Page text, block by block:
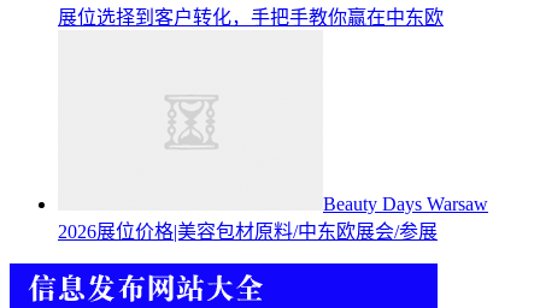
展位选择到客户转化，手把手教你赢在中东欧
Beauty Days Warsaw
2026展位价格|美容包材原料/中东欧展会/参展